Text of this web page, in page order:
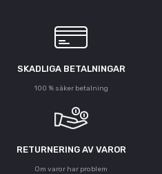
SKADLIGA BETALNINGAR
100 % säker betalning
RETURNERING AV VAROR
Om varor har problem